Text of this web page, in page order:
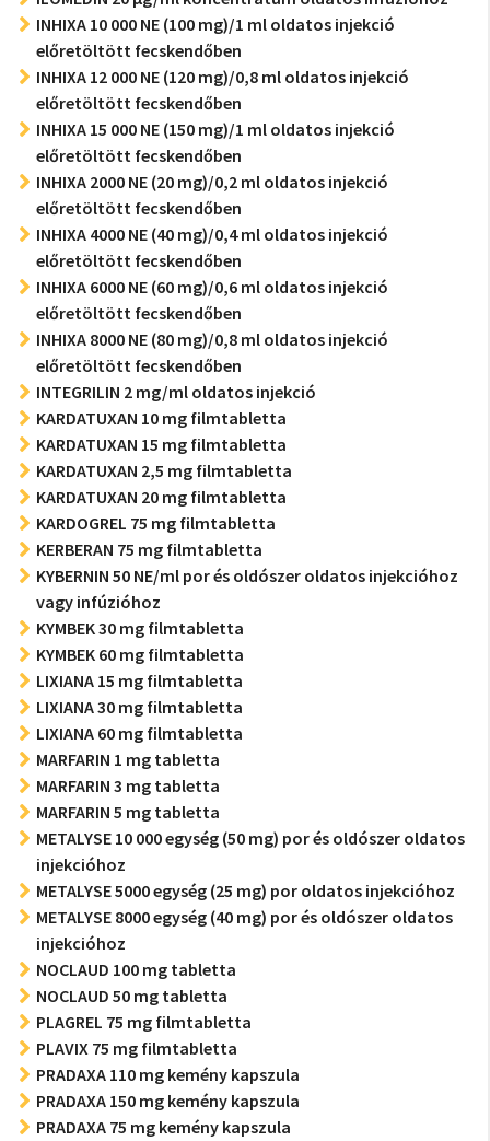
INHIXA 10 000 NE (100 mg)/1 ml oldatos injekció
előretöltött fecskendőben
INHIXA 12 000 NE (120 mg)/0,8 ml oldatos injekció
előretöltött fecskendőben
INHIXA 15 000 NE (150 mg)/1 ml oldatos injekció
előretöltött fecskendőben
INHIXA 2000 NE (20 mg)/0,2 ml oldatos injekció
előretöltött fecskendőben
INHIXA 4000 NE (40 mg)/0,4 ml oldatos injekció
előretöltött fecskendőben
INHIXA 6000 NE (60 mg)/0,6 ml oldatos injekció
előretöltött fecskendőben
INHIXA 8000 NE (80 mg)/0,8 ml oldatos injekció
előretöltött fecskendőben
INTEGRILIN 2 mg/ml oldatos injekció
KARDATUXAN 10 mg filmtabletta
KARDATUXAN 15 mg filmtabletta
KARDATUXAN 2,5 mg filmtabletta
KARDATUXAN 20 mg filmtabletta
KARDOGREL 75 mg filmtabletta
KERBERAN 75 mg filmtabletta
KYBERNIN 50 NE/ml por és oldószer oldatos injekcióhoz
vagy infúzióhoz
KYMBEK 30 mg filmtabletta
KYMBEK 60 mg filmtabletta
LIXIANA 15 mg filmtabletta
LIXIANA 30 mg filmtabletta
LIXIANA 60 mg filmtabletta
MARFARIN 1 mg tabletta
MARFARIN 3 mg tabletta
MARFARIN 5 mg tabletta
METALYSE 10 000 egység (50 mg) por és oldószer oldatos
injekcióhoz
METALYSE 5000 egység (25 mg) por oldatos injekcióhoz
METALYSE 8000 egység (40 mg) por és oldószer oldatos
injekcióhoz
NOCLAUD 100 mg tabletta
NOCLAUD 50 mg tabletta
PLAGREL 75 mg filmtabletta
PLAVIX 75 mg filmtabletta
PRADAXA 110 mg kemény kapszula
PRADAXA 150 mg kemény kapszula
PRADAXA 75 mg kemény kapszula